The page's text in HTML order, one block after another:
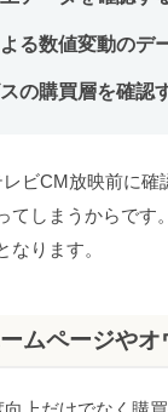
る数値変動のデ
の購買層を確認
ビCM放映前に
てしまうからで
なります。
ムページや